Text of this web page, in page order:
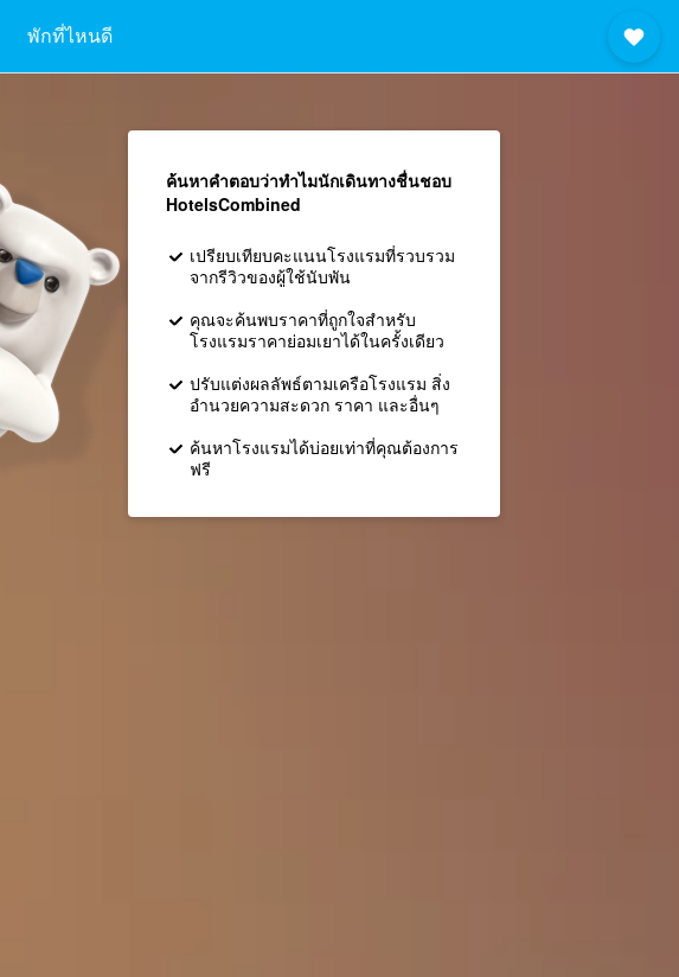
พักที่ไหนดี
ค้นหาคำตอบว่าทำไมนักเดินทางชื่นชอบ
HotelsCombined
เปรียบเทียบคะแนนโรงแรมที่รวบรวม
จากรีวิวของผู้ใช้นับพัน
คุณจะค้นพบราคาที่ถูกใจสำหรับ
โรงแรมราคาย่อมเยาได้ในครั้งเดียว
ปรับแต่งผลลัพธ์ตามเครือโรงแรม สิ่ง
อำนวยความสะดวก ราคา และอื่นๆ
ค้นหาโรงแรมได้บ่อยเท่าที่คุณต้องการ
ฟรี